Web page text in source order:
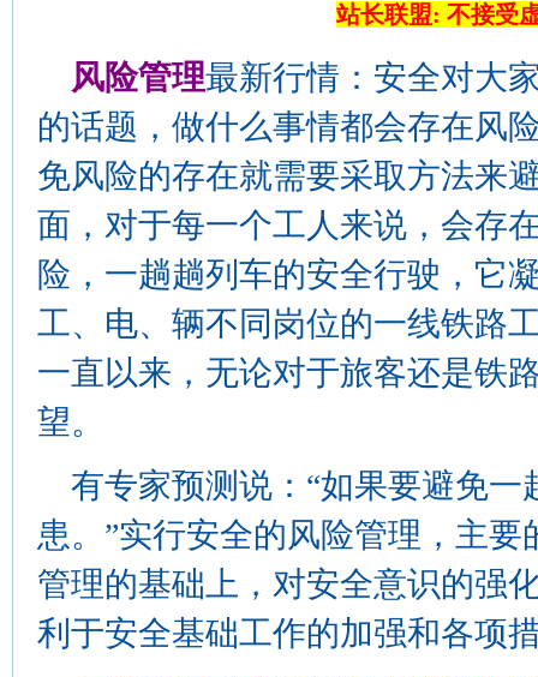
站长联盟: 不接受
风险管理最新行情：安全对大
的话题，做什么事情都会存在风
免风险的存在就需要采取方法来
面，对于每一个工人来说，会存
险，一趟趟列车的安全行驶，它
工、电、辆不同岗位的一线铁路
一直以来，无论对于旅客还是铁
望。
有专家预测说：“如果要避免一
患。”实行安全的风险管理，主
管理的基础上，对安全意识的强
利于安全基础工作的加强和各项